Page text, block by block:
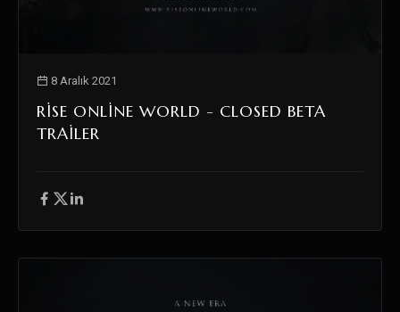
8 Aralık 2021
RISE ONLINE WORLD - CLOSED BETA
TRAILER